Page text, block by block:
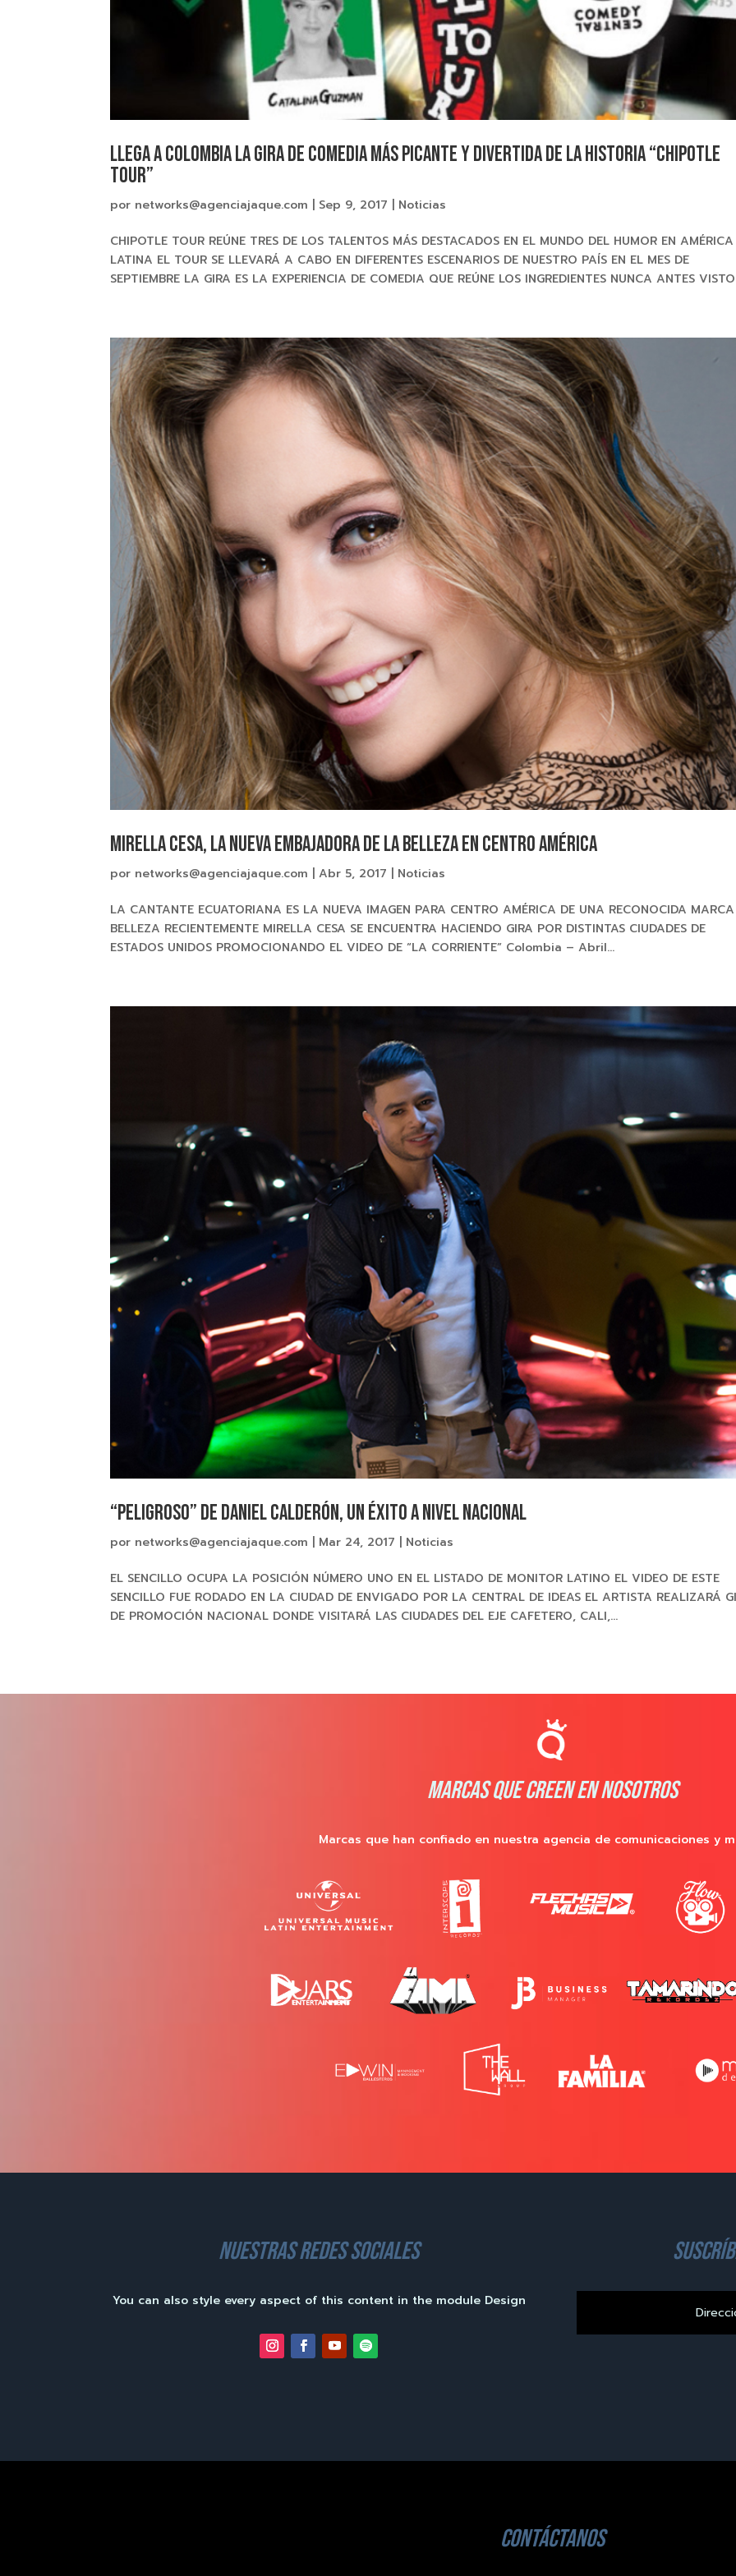
Llega a Colombia la gira de comedia más picante y divertida de la historia “CHIPOTLE
TOUR”
por networks@agenciajaque.com Sep 9, 2017 Noticias
CHIPOTLE TOUR REÚNE TRES DE LOS TALENTOS MÁS DESTACADOS EN EL MUNDO DEL HUMOR EN AMÉRICA
LATINA EL TOUR SE LLEVARÁ A CABO EN DIFERENTES ESCENARIOS DE NUESTRO PAÍS EN EL MES DE
SEPTIEMBRE LA GIRA ES LA EXPERIENCIA DE COMEDIA QUE REÚNE LOS INGREDIENTES NUNCA ANTES
Mirella Cesa, la nueva embajadora de la belleza en Centro América
por networks@agenciajaque.com |Abr 5, 2017 Noticias
LA CANTANTE ECUATORIANA ES LA NUEVA IMAGEN PARA CENTRO AMÉRICA DE UNA RECONOCIDA
BELLEZA RECIENTEMENTE MIRELLA CESA SE ENCUENTRA HACIENDO GIRA POR DISTINTAS CIUDADES DE
ESTADOS UNIDOS PROMOCIONANDO EL VIDEO DE “LA CORRIENTE” Colombia – Abril...
“Peligroso” de Daniel Calderón, un éxito a nivel nacional
por networks@agenciajaque.com | Mar 24, 2017 | Noticias
EL SENCILLO OCUPA LA POSICIÓN NÚMERO UNO EN EL LISTADO DE MONITOR LATINO EL VIDEO DE ESTE
SENCILLO FUE RODADO EN LA CIUDAD DE ENVIGADO POR LA CENTRAL DE IDEAS EL ARTISTA REALIZARÁ
DE PROMOCIÓN NACIONAL DONDE VISITARÁ LAS CIUDADES DEL EJE CAFETERO, CALI,...
MARCAS QUE CREEN EN NOSOTROS
Marcas que han confiado en nuestra agencia de comunicaciones y
nuestras redes sociales
You can also style every aspect of this content in the module Design
contáctanos